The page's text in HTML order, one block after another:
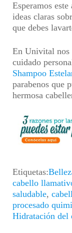
Esperamos
ideas claras
que debes
En Univital nos
cuidado
Shampoo
parabenos que
hermosa
Etiquetas:
cabello
saludable,
procesado
Hidratación del